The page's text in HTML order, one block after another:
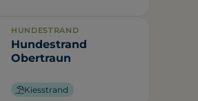
HUNDESTRAND
Hundestrand
Obertraun
Kiesstrand